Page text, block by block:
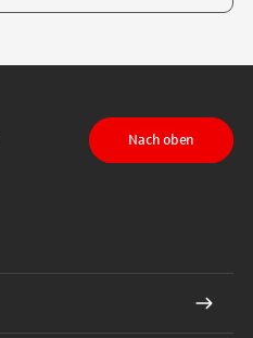
auf TikTokauf LinkedIn
Nach oben